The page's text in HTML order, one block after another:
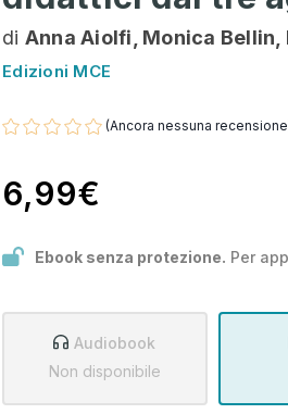
di Anna Aiolfi, Monica Bellin,
Edizioni MCE
(Ancora nessuna
6,99€
Ebook senza protezione. Per
Audiobook
Non disponibile